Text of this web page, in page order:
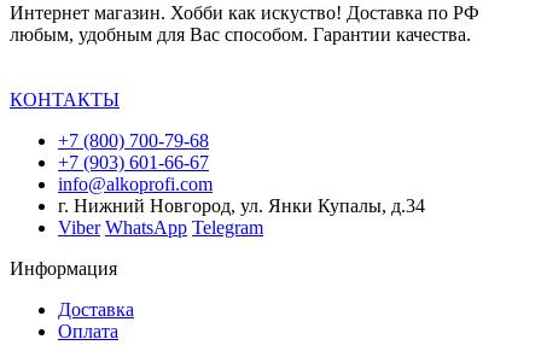
Интернет магазин. Хобби как искуство! Доставка по РФ
любым, удобным для Вас способом. Гарантии качества.
КОНТАКТЫ
+7 (800) 700-79-68
+7 (903) 601-66-67
info@alkoprofi.com
г. Нижний Новгород, ул. Янки Купалы, д.34
Viber WhatsApp Telegram
Информация
Доставка
Оплата